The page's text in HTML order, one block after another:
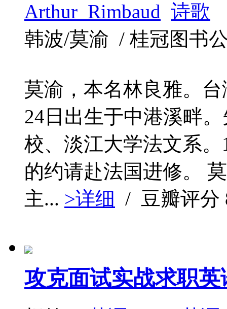
Arthur_Rimbaud 诗歌
韩波/莫渝 / 桂冠图书
莫渝，本名林良雅。
24日出生于中港溪畔
校、淡江大学法文系
的约请赴法国进修。
主... >详细 / 豆瓣评分
攻克面试实战求职英